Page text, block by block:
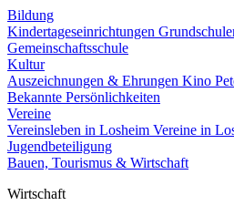
Bildung
Kindertageseinrichtungen
Gemeinschaftsschule
Kultur
Auszeichnungen & Ehrungen Kino
Bekannte Persönlichkeiten
Vereine
Vereinsleben in Losheim Vereine in
Jugendbeteiligung
Bauen, Tourismus & Wirtschaft
Wirtschaft